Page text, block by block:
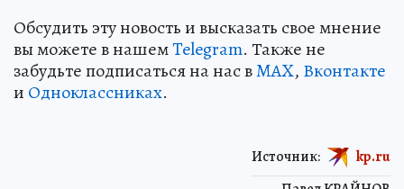
Обсудить эту новость и высказать свое мнение
вы можете в нашемTelegram. Также не
забудьте подписаться на нас вMAX, Вконтакте
и Одноклассниках.
Источник: kp.ru